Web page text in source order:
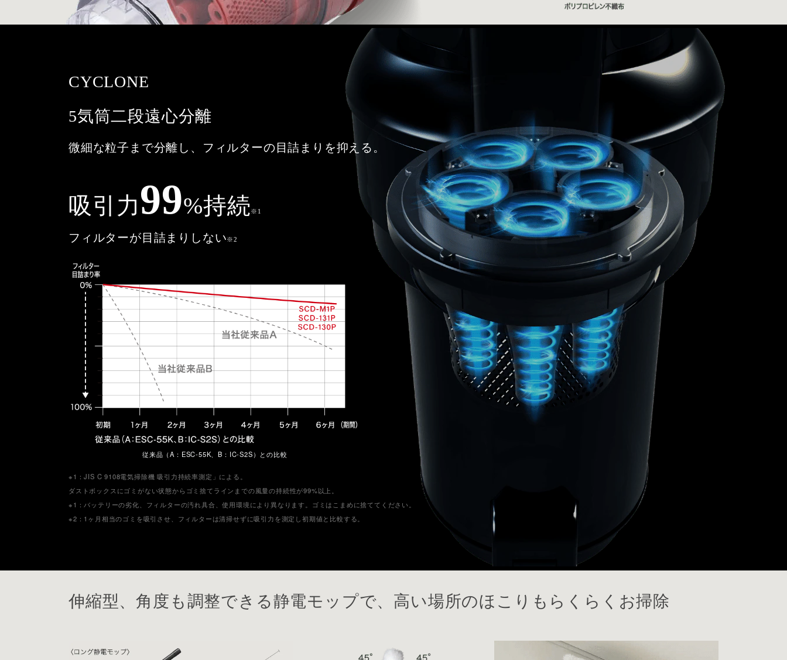
CYCLONE
5気筒二段遠心分離
微細な粒子まで分離し、フィルターの目詰まりを抑える。
吸引力99%持続 ※1
フィルターが目詰まりしない※2
従来品（A：ESC-55K、B：IC-S2S）との比較
※1：JIS C 9108電気掃除機 吸引力持続率測定」による。
ダストボックスにゴミがない状態からゴミ捨てラインまでの風量の持続性が99%以上。
※1：バッテリーの劣化、フィルターの汚れ具合、使用環境により異なります。ゴミはこまめに捨ててください。
※2：1ヶ月相当のゴミを吸引させ、フィルターは清掃せずに吸引力を測定し初期値と比較する。
伸縮型、角度も調整できる静電モップで、高い場所のほこりもらくらくお掃除